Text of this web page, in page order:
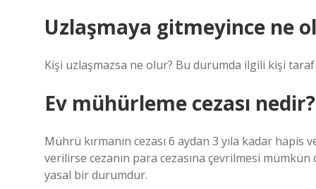
Uzlaşmaya gitmeyince ne
Kişi uzlaşmazsa ne olur? Bu durumda ilgili kişi
Ev mühürleme cezası nedir?
Mührü kırmanın cezası 6 aydan 3 yıla kadar hapis
verilirse cezanın para cezasına çevrilmesi
yasal bir durumdur.